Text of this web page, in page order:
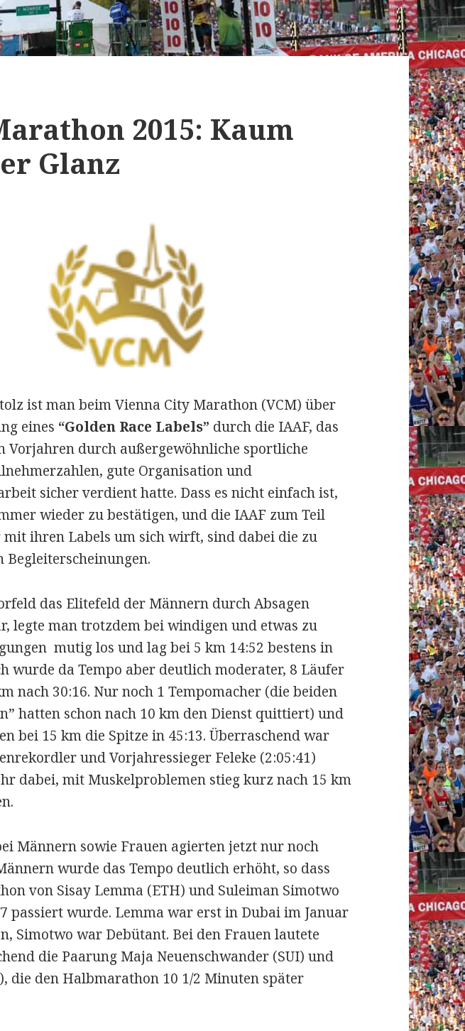
2015: Kaum
Glanz
ist man beim Vienna City Marathon (VCM) über
eines “Golden Race Labels” durch die IAAF, das
Vorjahren durch außergewöhnliche sportliche
gute Organisation und
sicher verdient hatte. Dass es nicht einfach ist,
wieder zu bestätigen, und die IAAF zum Teil
ihren Labels um sich wirft, sind dabei die zu
Begleiterscheinungen.
das Elitefeld der Männern durch Absagen
legte man trotzdem bei windigen und etwas zu
mutig los und lag bei 5 km 14:52 bestens in
wurde da Tempo aber deutlich moderater, 8 Läufer
nach 30:16. Nur noch 1 Tempomacher (die beiden
hatten schon nach 10 km den Dienst quittiert) und
bei 15 km die Spitze in 45:13. Überraschend war
und Vorjahressieger Feleke (2:05:41)
dabei, mit Muskelproblemen stieg kurz nach 15 km
Männern sowie Frauen agierten jetzt nur noch
wurde das Tempo deutlich erhöht, so dass
von Sisay Lemma (ETH) und Suleiman Simotwo
passiert wurde. Lemma war erst in Dubai im Januar
Simotwo war Debütant. Bei den Frauen lautete
die Paarung Maja Neuenschwander (SUI) und
die den Halbmarathon 10 1/2 Minuten später